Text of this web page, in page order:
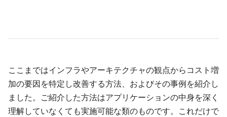
ここまではインフラやアーキテクチャの観点からコスト増
加の要因を特定し改善する方法、およびその事例を紹介し
ました。ご紹介した方法はアプリケーションの中身を深く
理解していなくても実施可能な類のものです。これだけで